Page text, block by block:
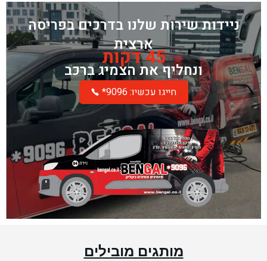
ניידות שירות שלנו בדרכים בפריסה
ארצית
45 דקות
ונחליף את הצמיג ברכב
*חייגו עכשיו: 9096
מותגים מובילים